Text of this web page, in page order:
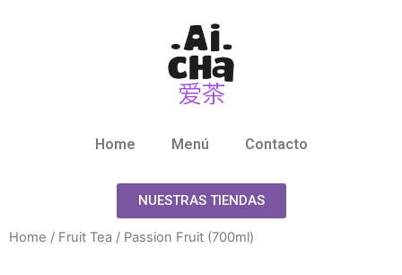
Home Menú Contacto
NUESTRAS TIENDAS
Home / Fruit Tea / Passion Fruit (700ml)